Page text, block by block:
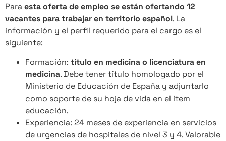
Paraesta oferta de empleo se están ofertando 12
vacantes para trabajar en territorio español. La
información y el perfil requerido para el cargo es el
siguiente:
Formación: título en medicina o licenciatura en
medicina. Debe tener título homologado por el
Ministerio de Educación de España y adjuntarlo
como soporte de su hoja de vida en el ítem
educación.
Experiencia: 24 meses de experiencia en servicios
de urgencias de hospitales de nivel 3 y 4. Valorable